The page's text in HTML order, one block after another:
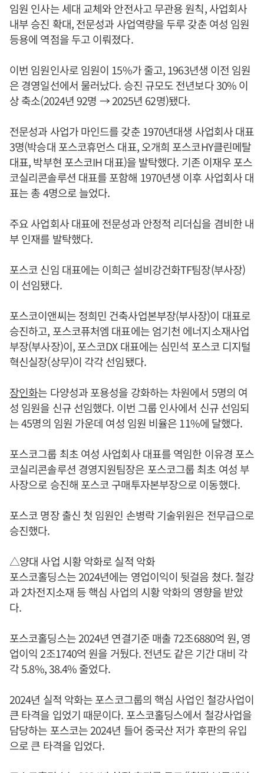
임원 인사는 세대 교체와 안전사고 무관용 원칙, 사업회사
내부 승진 확대, 전문성과 사업역량을 두루 갖춘 여성 임원
등용에 역점을 두고 이뤄졌다.
이번 임원인사로 임원이 15%가 줄고, 1963년생 이전 임원
은 경영일선에서 물러났다. 승진 규모도 전년보다 30% 이
상 축소(2024년 92명 → 2025년 62명)됐다.
전문성과 사업가 마인드를 갖춘 1970년대생 사업회사 대표
3명(박승대 포스코휴먼스 대표, 오개희 포스코HY클린메탈
대표, 박부현 포스코IH 대표)을 발탁했다. 기존 이재우 포스
코실리콘솔루션 대표를 포함해 1970년생 이후 사업회사 대
표는 총 4명으로 늘었다.
주요 사업회사 대표에 전문성과 안정적 리더십을 겸비한 내
부 인재를 발탁했다.
포스코 신임 대표에는 이희근 설비강건화TF팀장(부사장)
이 선임됐다.
포스코이앤씨는 정희민 건축사업본부장(부사장)이 대표로
승진하고, 포스코퓨처엠 대표에는 엄기천 에너지소재사업
부장(부사장)이, 포스코DX 대표에는 심민석 포스코 디지털
혁신실장(상무)이 각각 선임됐다.
장인화는 다양성과 포용성을 강화하는 차원에서 5명의 여
성 임원을 신규 선임했다. 이번 그룹 인사에서 신규 선임되
는 45명의 임원 가운데 여성 임원 비율은 11%에 달했다.
포스코그룹 최초 여성 사업회사 대표를 역임한 이유경 포스
코실리콘솔루션 경영지원팀장은 포스코그룹 최초 여성 부
사장으로 승진해 포스코 구매투자본부장으로 이동했다.
포스코 명장 출신 첫 임원인 손병락 기술위원은 전무급으로
승진했다.
△양대 사업 시황 악화로 실적 악화
포스코홀딩스는 2024년에는 영업이익이 뒷걸음 쳤다. 철강
과 2차전지소재 등 핵심 사업의 시황 악화의 영향을 받았
다.
포스코홀딩스는 2024년 연결기준 매출 72조6880억 원, 영
업이익 2조1740억 원을 거뒀다. 전년도 같은 기간 대비 각
각 5.8%, 38.4% 줄었다.
2024년 실적 악화는 포스코그룹의 핵심 사업인 철강사업이
큰 타격을 입었기 때문이다. 포스코홀딩스에서 철강사업을
담당하는 포스코는 2024년 들어 중국산 저가 후판의 유입
으로 큰 타격을 입었다.